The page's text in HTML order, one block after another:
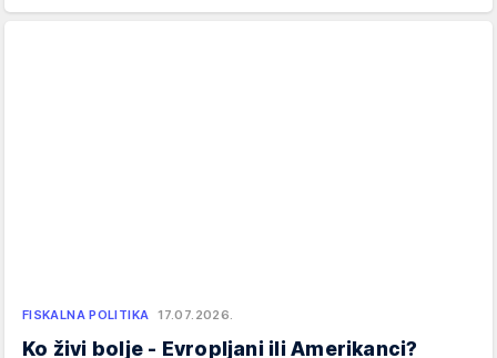
FISKALNA POLITIKA 17.07.2026.
Ko živi bolje - Evropljani ili Amerikanci?